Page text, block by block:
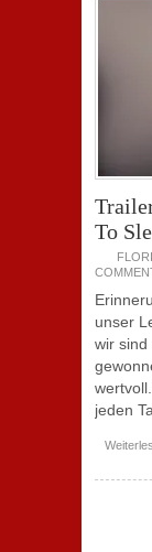
To
unser
wir sind
jeden